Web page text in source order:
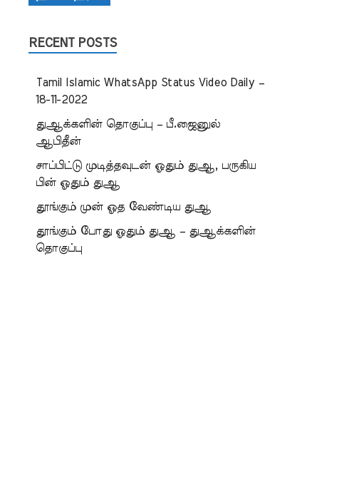
RECENT POSTS
Tamil Islamic WhatsApp Status Video Daily –
18-11-2022
துஆக்களின் தொகுப்பு – பீ.ஜைனுல்
ஆபிதீன்
சாப்பிட்டு முடித்தவுடன் ஓதும் துஆ, பருகிய
பின் ஓதும் துஆ
தூங்கும் முன் ஓத வேண்டிய துஆ
தூங்கும் போது ஓதும் துஆ – துஆக்களின்
தொகுப்பு